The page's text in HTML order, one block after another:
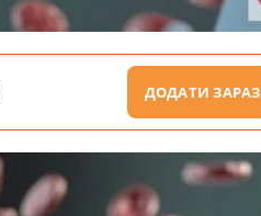
ДОДАТИ ЗАРАЗ